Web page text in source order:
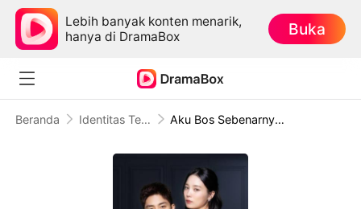
Lebih banyak konten menarik,
hanya di DramaBox
Buka
Beranda Identitas Tersembunyi Aku Bos Sebenarnya (Sulih Suara)